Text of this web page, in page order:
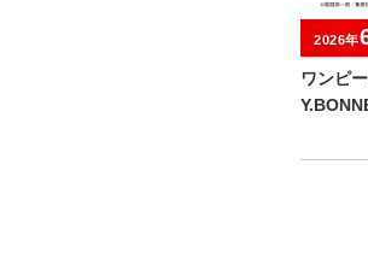
ワンピ
2026年